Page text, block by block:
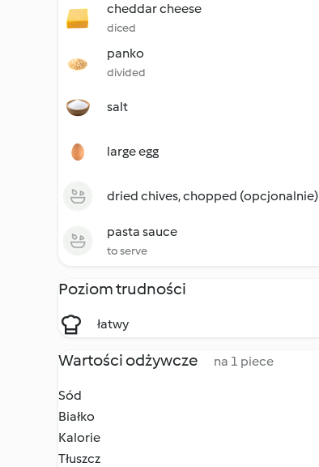
cheddar cheese
diced
panko
divided
salt
large egg
dried chives, chopped (opcjonalnie)
pasta sauce
to serve
Poziom trudności
łatwy
Wartości odżywcze na 1 piece
Sód
Białko
Kalorie
Tłuszcz